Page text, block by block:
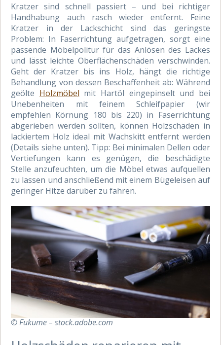
Kratzer sind schnell passiert – und bei richtiger
Handhabung auch rasch wieder entfernt. Feine
Kratzer in der Lackschicht sind das geringste
Problem: In Faserrichtung aufgetragen, sorgt eine
passende Möbelpolitur für das Anlösen des Lackes
und lässt leichte Oberflächenschäden verschwinden.
Geht der Kratzer bis ins Holz, hängt die richtige
Behandlung von dessen Beschaffenheit ab: Während
geölte Holzmöbel mit Hartöl eingepinselt und bei
Unebenheiten mit feinem Schleifpapier (wir
empfehlen Körnung 180 bis 220) in Faserrichtung
abgerieben werden sollten, können Holzschäden in
lackiertem Holz ideal mit Wachskitt entfernt werden
(Details siehe unten). Tipp: Bei minimalen Dellen oder
Vertiefungen kann es genügen, die beschädigte
Stelle anzufeuchten, um die Möbel etwas aufquellen
zu lassen und anschließend mit einem Bügeleisen auf
geringer Hitze darüber zu fahren.
© Fukume – stock.adobe.com